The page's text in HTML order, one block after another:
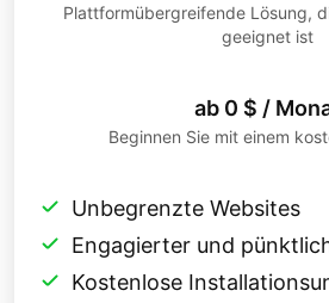
Plattformübergreifende Lösung,
geeignet ist
ab 0 $ /
Beginnen Sie mit einem
Unbegrenzte Websites
Engagierter und
Kostenlose